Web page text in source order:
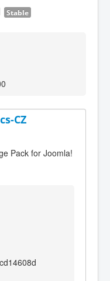
Stable
CZ
Pack for Joomla!